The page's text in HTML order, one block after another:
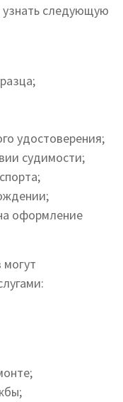
следующую
удостоверения;
судимости;
оформление